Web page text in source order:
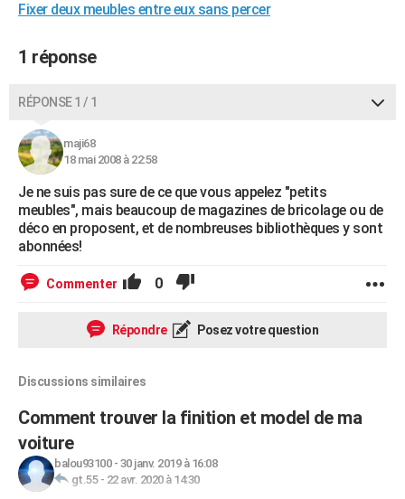
Destinations
City break
Voyage nature
Voyage de noces
Forum
Climat
PHOTO
GUIDES D'ACHAT
Carte de Noël
Carte Bonne année
Carte Saint-Valentin
Carte Pâques
Carte d'anniversaire
DICTIONNAIRE
Dictionnaire
Biographies
Citations
Expressions
Proverbes
PROGRAMME TV
COPAINS D'AVANT
AVIS DE DÉCÈS
Fixer deux meubles entre eux sans percer
1 réponse
RÉPONSE 1 / 1
maji68
18 mai 2008 à 22:58
Je ne suis pas sure de ce que vous appelez "petits
meubles", mais beaucoup de magazines de bricolage ou de
déco en proposent, et de nombreuses bibliothèques y sont
abonnées!
Commenter 0
Répondre Posez votre question
Discussions similaires
Comment trouver la finition et model de ma
voiture
balou93100- 30 janv. 2019 à 16:08
gt.55- 22 avr. 2020 à 14:30